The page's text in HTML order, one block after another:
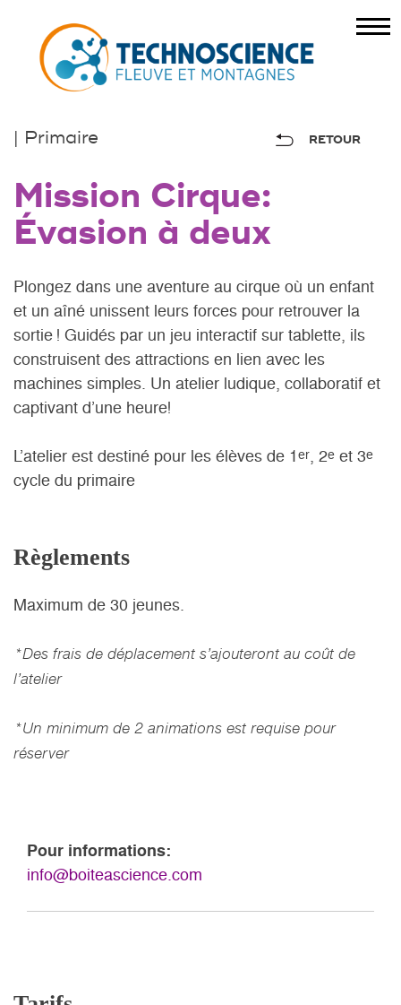
| Primaire RETOUR
Mission Cirque:
Évasion à deux
Plongez dans une aventure au cirque où un enfant
et un aîné unissent leurs forces pour retrouver la
sortie ! Guidés par un jeu interactif sur tablette, ils
construisent des attractions en lien avec les
machines simples. Un atelier ludique, collaboratif et
captivant d’une heure!
L’atelier est destiné pour les élèves de 1er, 2e et 3e
cycle du primaire
Règlements
Maximum de 30 jeunes.
*Des frais de déplacement s’ajouteront au coût de
l’atelier
*Un minimum de 2 animations est requise pour
réserver
Pour informations:
info@boiteascience.com